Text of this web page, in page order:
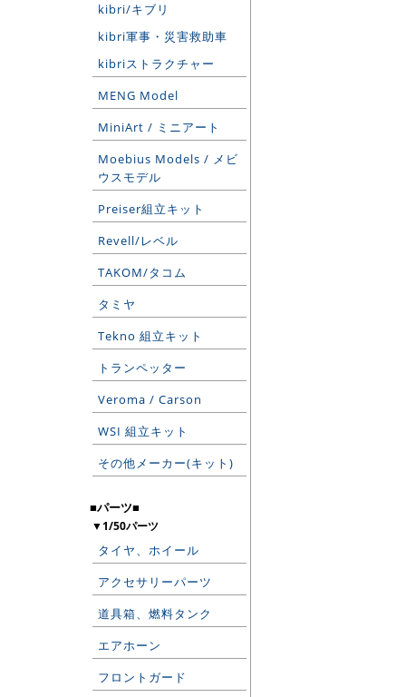
kibri/キブリ
kibri軍事・災害救助車
kibriストラクチャー
MENG Model
MiniArt / ミニアート
Moebius Models / メビ
ウスモデル
Preiser組立キット
Revell/レベル
TAKOM/タコム
タミヤ
Tekno 組立キット
トランペッター
Veroma / Carson
WSI 組立キット
その他メーカー(キット)
■パーツ■
▼1/50パーツ
タイヤ、ホイール
アクセサリーパーツ
道具箱、燃料タンク
エアホーン
フロントガード